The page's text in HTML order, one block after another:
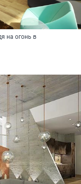
на огонь в